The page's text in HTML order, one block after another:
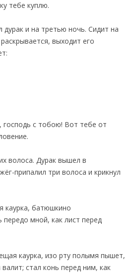
тебе куплю.
дурак и на третью ночь. Сидит на
выходит его
с тобою! Вот тебе от
волоса. Дурак вышел в
припалил три волоса и крикнул
каурка, батюшкино
передо мной, как лист перед
каурка, изо рту полымя пышет,
стал конь перед ним, как